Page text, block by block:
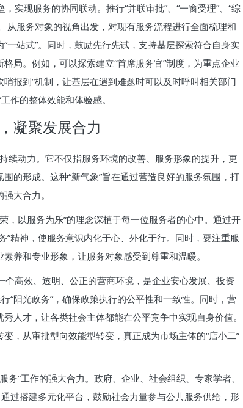
实现服务的协同联动。推行“并联审批”、“一窗受理”、“综
从服务对象的视角出发，对现有服务流程进行全面梳理和
“一站式”。同时，鼓励先行先试，支持基层探索符合自身实
局。例如，可以探索建立“首席服务官”制度，为重点企业
报到”机制，让基层在遇到难题时可以及时呼叫相关部门
作的整体效能和体验感。
凝聚发展合力
续动力。它不仅指服务环境的改善、服务形象的提升，更
的形成。这种“新气象”旨在通过营造良好的服务氛围，打
大合力。
，以服务为乐”的理念深植于每一位服务者的心中。通过开
”精神，使服务意识内化于心、外化于行。同时，要注重服
养和专业形象，让服务对象感受到尊重和温暖。
高效、透明、公正的营商环境，是企业安心发展、投资
“阳光政务”，确保政策执行的公平性和一致性。同时，营
人才，让各类社会主体都能在公平竞争中实现自身价值。
，从审批型向效能型转变，真正成为市场主体的“店小二”
”工作的强大合力。政府、企业、社会组织、专家学者、
过搭建多元化平台，鼓励社会力量参与公共服务供给，形